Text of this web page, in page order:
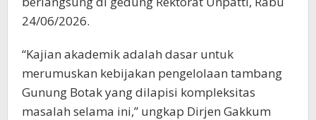
24/06/2026.
“Kajian akademik adalah dasar untuk
merumuskan kebijakan pengelolaan tambang
Gunung Botak yang dilapisi kompleksitas
masalah selama ini,” ungkap Dirjen Gakkum